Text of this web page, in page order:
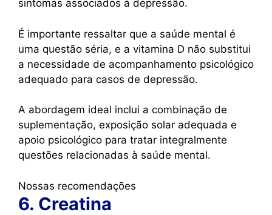
sintomas associados à depressão.
É importante ressaltar que a saúde mental é
uma questão séria, e a vitamina D não substitui
a necessidade de acompanhamento psicológico
adequado para casos de depressão.
A abordagem ideal inclui a combinação de
suplementação, exposição solar adequada e
apoio psicológico para tratar integralmente
questões relacionadas à saúde mental.
Nossas recomendações
6. Creatina